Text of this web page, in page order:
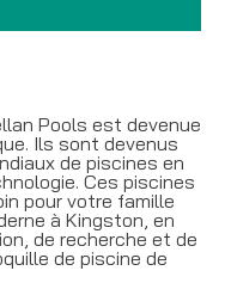
Pools est devenue
Ils sont devenus
de piscines en
Ces piscines
pour votre famille
à Kingston, en
de recherche et de
de piscine de